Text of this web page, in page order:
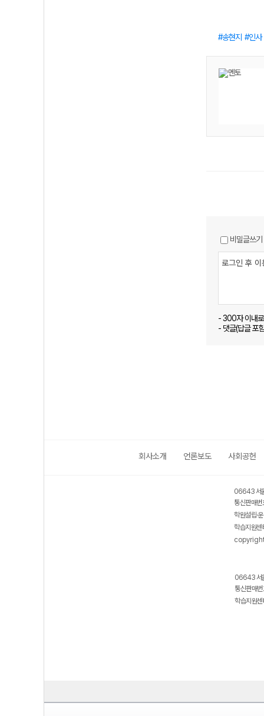
송현지 인사
비밀글쓰기
- 300자 이내
- 댓글(답글 포
회사소개 언론보도 사회공헌
06643 서
통신판매
학원설립·
학습지원
06643 서
통신판매
학습지원